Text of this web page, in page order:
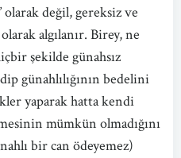
olarak değil, gereksiz ve
algılanır. Birey, ne
şekilde günahsız
günahlılığının bedelini
yaparak hatta kendi
mümkün olmadığını
bir can ödeyemez)